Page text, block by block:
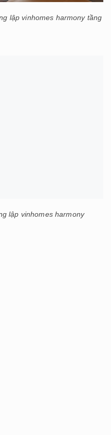
lập vinhomes harmony tầng
lập vinhomes harmony